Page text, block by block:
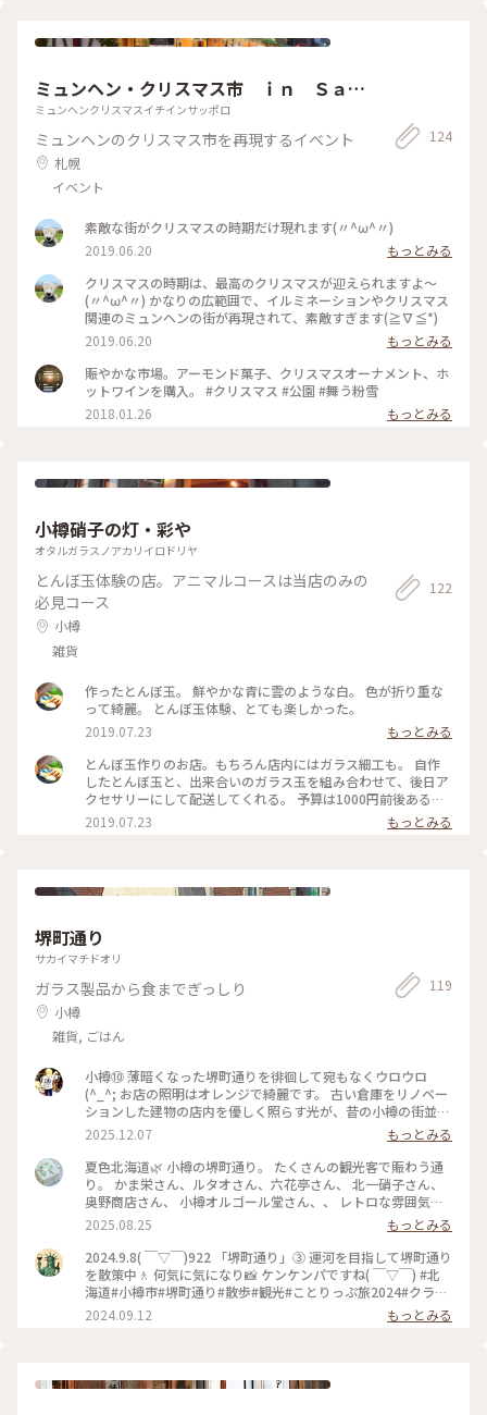
ミュンヘン・クリスマス市 ｉｎ Ｓａｐ
ｐｏｒｏ
ミュンヘンクリスマスイチインサッポロ
ミュンヘンのクリスマス市を再現するイベント
札幌
イベント
124
素敵な街がクリスマスの時期だけ現れます(〃^ω^〃)
2019.06.20
もっとみる
クリスマスの時期は、最高のクリスマスが迎えられますよ～
(〃^ω^〃) かなりの広範囲で、イルミネーションやクリスマス
関連のミュンヘンの街が再現されて、素敵すぎます(≧∇≦*)
2019.06.20
もっとみる
賑やかな市場。アーモンド菓子、クリスマスオーナメント、ホ
ットワインを購入。 #クリスマス #公園 #舞う粉雪
2018.01.26
もっとみる
小樽硝子の灯・彩や
オタルガラスノアカリイロドリヤ
とんぼ玉体験の店。アニマルコースは当店のみの
必見コース
小樽
雑貨
122
作ったとんぼ玉。 鮮やかな青に雲のような白。 色が折り重な
って綺麗。 とんぼ玉体験、とても楽しかった。
2019.07.23
もっとみる
とんぼ玉作りのお店。もちろん店内にはガラス細工も。 自作
したとんぼ玉と、出来合いのガラス玉を組み合わせて、後日ア
クセサリーにして配送してくれる。 予算は1000円前後あると
安心 #体験 #旅 #ガラス #手作り
2019.07.23 もっとみる
堺町通り
サカイマチドオリ
ガラス製品から食までぎっしり
小樽
雑貨, ごはん
119
小樽⑩ 薄暗くなった堺町通りを徘徊して宛もなくウロウロ
(^_^; お店の照明はオレンジで綺麗です。 古い倉庫をリノベー
ションした建物の店内を優しく照らす光が、昔の小樽の街並み
を観ているようでノスタルジックな雰囲気が素敵でした(^-^) #
堺町通り #小樽 #秋の装い #ことりっぷ #ことりっぷと一緒
2025.12.07
もっとみる
夏色北海道🌿 小樽の堺町通り。 たくさんの観光客で賑わう通
り。 かま栄さん、ルタオさん、六花亭さん、 北一硝子さん、
奥野商店さん、 小樽オルゴール堂さん、、 レトロな雰囲気を
味わいながら 外国の方の多さに 早々に退散。苦笑 #夏色北海
道#小樽#堺町通#レトロ建築#外国の方で賑わう#早々に退散#
ゆるりｼﾆｱ#ゆるり北海道#ゆるり夏時間
2025.08.25
もっとみる
2024.9.8( ￣▽￣)922 「堺町通り」③ 運河を目指して堺町通り
を散策中🚶 何気に気になり📸 ケンケンパですね( ￣▽￣) #北
海道#小樽市#堺町通り#散歩#観光#ことりっぷ旅2024#クラシ
カルな街#ケンケンパ
2024.09.12 もっとみる